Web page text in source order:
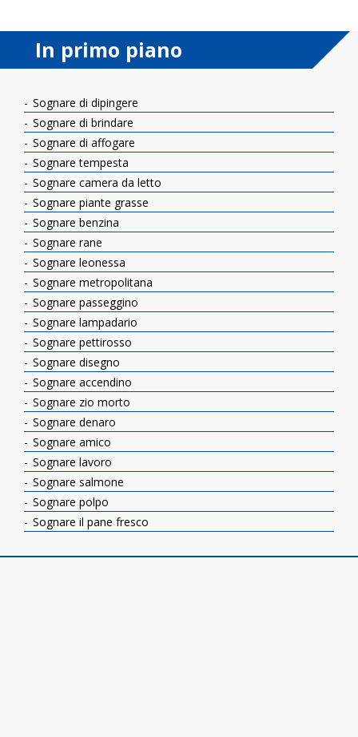
In primo piano
Sognare di dipingere
Sognare di brindare
Sognare di affogare
Sognare tempesta
Sognare camera da letto
Sognare piante grasse
Sognare benzina
Sognare rane
Sognare leonessa
Sognare metropolitana
Sognare passeggino
Sognare lampadario
Sognare pettirosso
Sognare disegno
Sognare accendino
Sognare zio morto
Sognare denaro
Sognare amico
Sognare lavoro
Sognare salmone
Sognare polpo
Sognare il pane fresco